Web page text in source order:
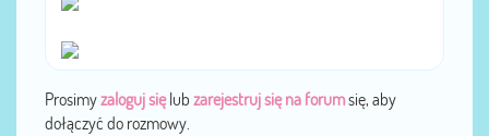
Prosimyzaloguj sięlub zarejestruj się na forumsię, aby
dołączyć do rozmowy.